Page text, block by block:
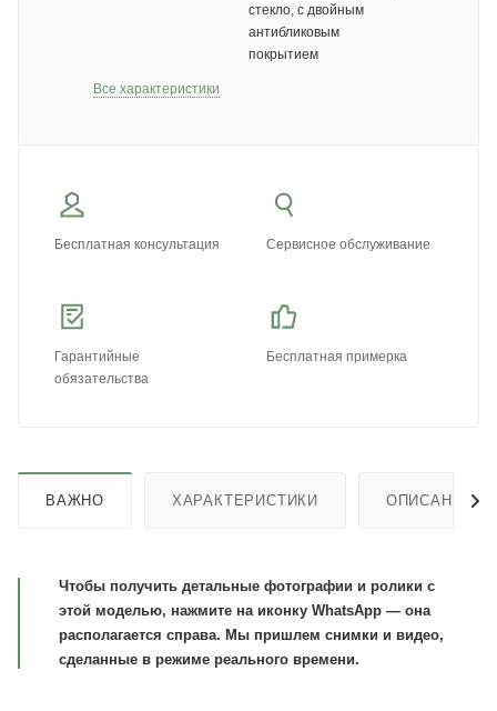
стекло, с двойным
антибликовым
покрытием
Все характеристики
Бесплатная консультация Сервисное обслуживание
Гарантийные
обязательства
Бесплатная примерка
ВАЖНО ХАРАКТЕРИСТИКИ ОПИСАНИЕ
Чтобы получить детальные фотографии и ролики с
этой моделью, нажмите на иконку WhatsApp — она
располагается справа. Мы пришлем снимки и видео,
сделанные в режиме реального времени.